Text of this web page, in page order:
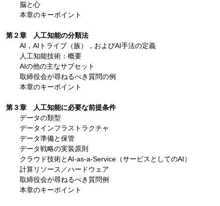
脳と心
本章のキーポイント
第２章 人工知能の分類法
AI，AIトライブ（族），およびAI手法の定義
人工知能技術：概要
AIの他の主なサブセット
取締役会が尋ねるべき質問の例
本章のキーポイント
第３章 人工知能に必要な前提条件
データの類型
データインフラストラクチャ
データ準備と保管
データ戦略の実装原則
クラウド技術とAI-as-a-Service（サービスとしてのAI）
計算リソース／ハードウェア
取締役会が尋ねるべき質問例
本章のキーポイント